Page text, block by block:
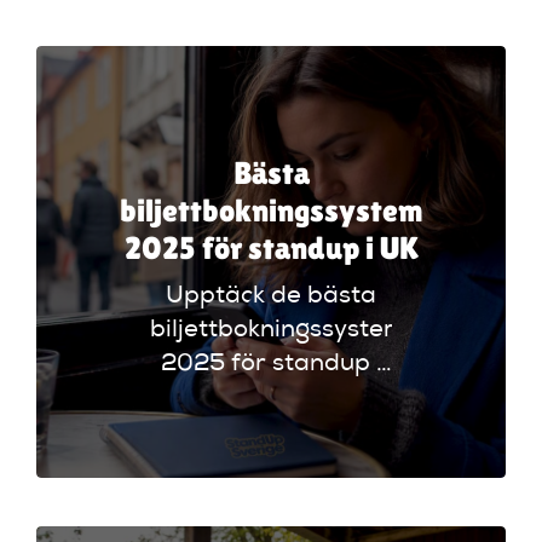
evenemangskalender
och biljettlänkar!
Bästa
biljettbokningssystem
2025 för standup i UK
Upptäck de bästa
biljettbokningssystem
2025 för standup i
UK. Jämför
plattformar som
Ticketmaster och
rätt alternativ!